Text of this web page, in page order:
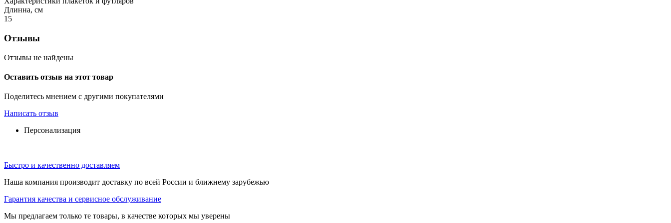
Длинна, см
15
Отзывы
Отзывы не найдены
Оставить отзыв на этот товар
Поделитесь мнением с другими покупателями
Написать отзыв
Персонализация
Быстро и качественно доставляем
Наша компания производит доставку по всей России и ближнему зарубежью
Гарантия качества и сервисное обслуживание
Мы предлагаем только те товары, в качестве которых мы уверены